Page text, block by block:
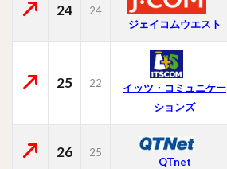
24
24
ジェイコムウエスト
25 22
イッツ・コミュニケー
ションズ
26 25
QTnet